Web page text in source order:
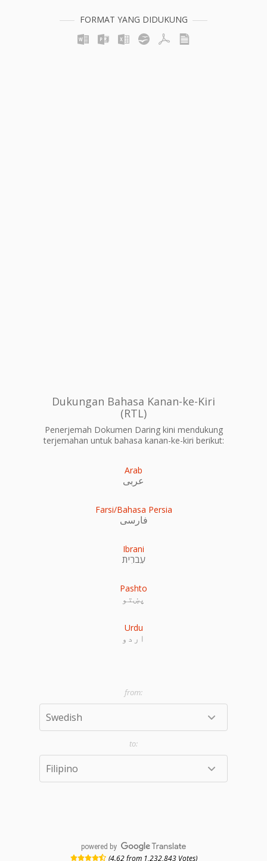
FORMAT YANG DIDUKUNG
Dukungan Bahasa Kanan-ke-Kiri
(RTL)
Penerjemah Dokumen Daring kini mendukung
terjemahan untuk bahasa kanan-ke-kiri berikut:
Arab
عربى
Farsi/Bahasa Persia
فارسی
Ibrani
עִברִית
Pashto
پښتو
Urdu
اردو
powered by
(4.62 from 1,232,843 Votes)